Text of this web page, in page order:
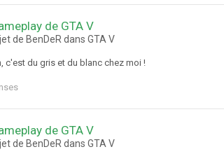
de GTA V
de BenDeR dans GTA V
c'est du gris et du blanc chez moi !
de GTA V
de BenDeR dans GTA V